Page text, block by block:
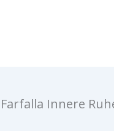
Farfalla Innere